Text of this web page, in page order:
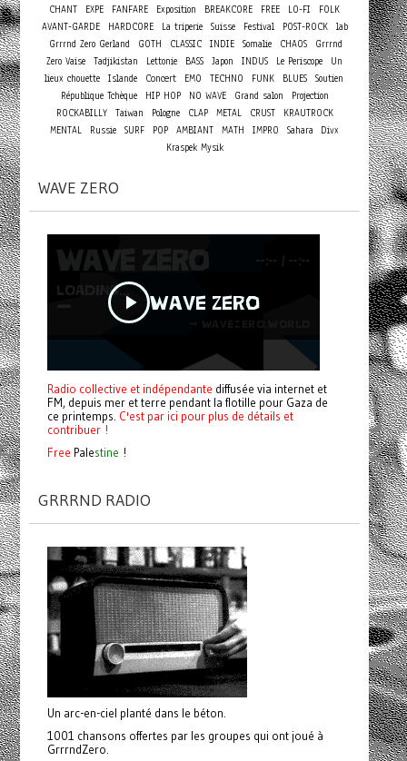
CHANT
EXPE FANFARE Exposition BREAKCORE FREE LO-FI
FOLK
AVANT-GARDE
HARDCORE La triperie Suisse Festival POST-ROCK
lab
Grrrnd Zero Gerland
GOTH CLASSIC INDIE Somalie CHAOS
Grrrnd
Zero Vaise Tadjikistan Lettonie BASS Japon INDUS Le Periscope
Un
lieux chouette
Islande Concert EMO TECHNO FUNK BLUES
Soutien
République Tchèque
HIP HOP NO WAVE Grand salon
Projection
ROCKABILLY
Taiwan Pologne CLAP METAL CRUST
KRAUTROCK
MENTAL
Russie SURF POP AMBIANT MATH IMPRO Sahara
Divx
Kraspek Mysik
WAVE ZERO
Radio collective et indépendante diffusée via internet et
FM, depuis mer et terre pendant la flotille pour Gaza de
ce printemps. C'est par ici pour plus de détails et
contribuer !
Free Palestine !
GRRRND RADIO
Un arc-en-ciel planté dans le béton.
1001 chansons offertes par les groupes qui ont joué à
GrrrndZero.